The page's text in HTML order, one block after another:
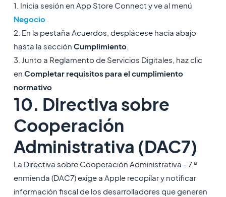
1. Inicia sesión en App Store Connect y ve al menú
Negocio.
2. En la pestaña Acuerdos, desplácese hacia abajo
hasta la sección Cumplimiento.
3. Junto a Reglamento de Servicios Digitales, haz clic
en Completar requisitos para el cumplimiento
normativo
10. Directiva sobre
Cooperación
Administrativa (DAC7)
La Directiva sobre Cooperación Administrativa - 7.ª
enmienda (DAC7) exige a Apple recopilar y notificar
información fiscal de los desarrolladores que generen